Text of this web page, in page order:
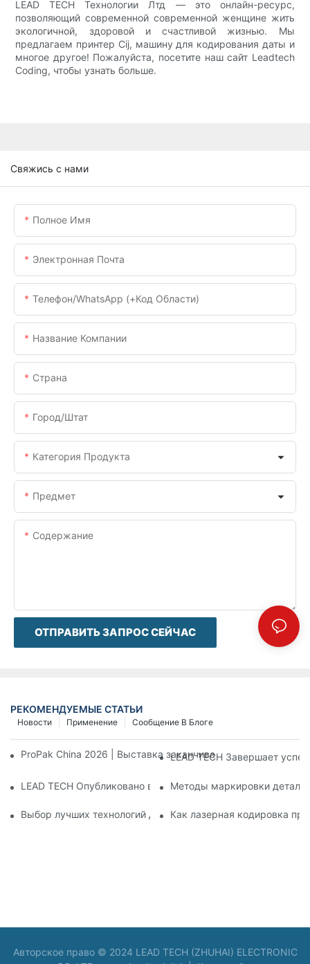
LEAD TECH Технологии Лтд — это онлайн-ресурс,
позволяющий современной современной женщине жить
экологичной, здоровой и счастливой жизнью. Мы
предлагаем принтер Cij, машину для кодирования даты и
многое другое! Пожалуйста, посетите наш сайт Leadtech
Coding, чтобы узнать больше.
Свяжись с нами
Полное Имя
Электронная Почта
Телефон/WhatsApp (+код Области)
Название Компании
Страна
Город/штат
Категория Продукта
Предмет
Содержание
ОТПРАВИТЬ ЗАПРОС СЕЙЧАС
РЕКОМЕНДУЕМЫЕ СТАТЬИ
Сообщение В Блоге
Применение
Новости
ProPak China 2026 | Выставка заканчивается, но наш
LEAD TECH Завершает
LEAD TECH Опубликовано в PR Newswire: Презентация
Методы маркировки
Выбор лучших технологий для кодирования и маркировки
Как лазерная кодировка
Авторское право © 2024 LEAD TECH (ZHUHAI) ELECTRONIC